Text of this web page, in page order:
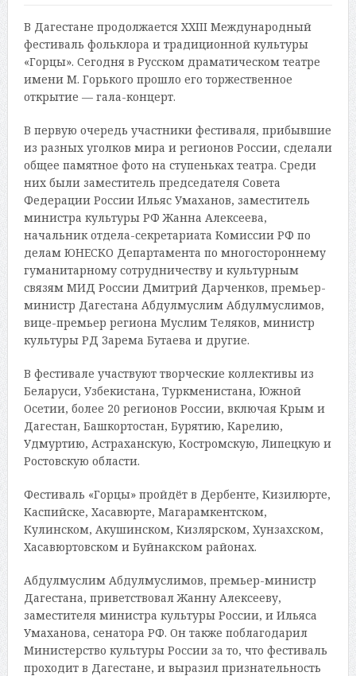
В Дагестане продолжается XXIII Международный
фестиваль фольклора и традиционной культуры
«Горцы». Сегодня в Русском драматическом театре
имени М. Горького прошло его торжественное
открытие — гала-концерт.
В первую очередь участники фестиваля, прибывшие
из разных уголков мира и регионов России, сделали
общее памятное фото на ступеньках театра. Среди
них были заместитель председателя Совета
Федерации России Ильяс Умаханов, заместитель
министра культуры РФ Жанна Алексеева,
начальник отдела-секретариата Комиссии РФ по
делам ЮНЕСКО Департамента по многостороннему
гуманитарному сотрудничеству и культурным
связям МИД России Дмитрий Дарченков, премьер-
министр Дагестана Абдулмуслим Абдулмуслимов,
вице-премьер региона Муслим Теляков, министр
культуры РД Зарема Бутаева и другие.
В фестивале участвуют творческие коллективы из
Беларуси, Узбекистана, Туркменистана, Южной
Осетии, более 20 регионов России, включая Крым и
Дагестан, Башкортостан, Бурятию, Карелию,
Удмуртию, Астраханскую, Костромскую, Липецкую и
Ростовскую области.
Фестиваль «Горцы» пройдёт в Дербенте, Кизилюрте,
Каспийске, Хасавюрте, Магарамкентском,
Кулинском, Акушинском, Кизлярском, Хунзахском,
Хасавюртовском и Буйнакском районах.
Абдулмуслим Абдулмуслимов, премьер-министр
Дагестана, приветствовал Жанну Алексееву,
заместителя министра культуры России, и Ильяса
Умаханова, сенатора РФ. Он также поблагодарил
Министерство культуры России за то, что фестиваль
проходит в Дагестане, и выразил признательность